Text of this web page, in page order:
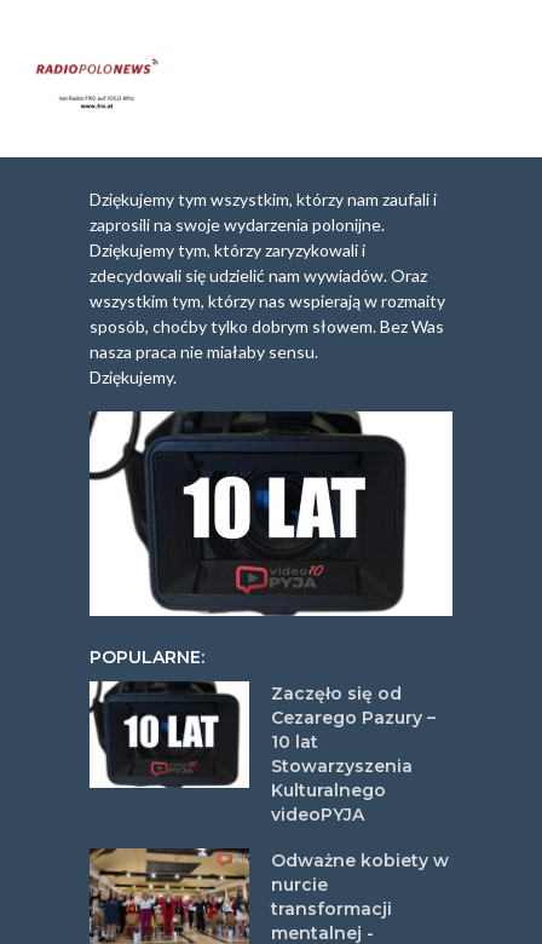
Dziękujemy tym wszystkim, którzy nam zaufali i
zaprosili na swoje wydarzenia polonijne.
Dziękujemy tym, którzy zaryzykowali i
zdecydowali się udzielić nam wywiadów. Oraz
wszystkim tym, którzy nas wspierają w rozmaity
sposób, choćby tylko dobrym słowem. Bez Was
nasza praca nie miałaby sensu.
Dziękujemy.
POPULARNE:
Zaczęło się od
Cezarego Pazury –
10 lat
Stowarzyszenia
Kulturalnego
videoPYJA
Odważne kobiety w
nurcie
transformacji
mentalnej -